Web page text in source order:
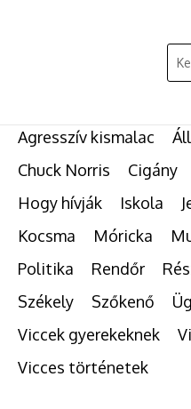
Agresszív kismalac
Chuck Norris
Cigány
Hogy hívják
Iskola
Kocsma
Móricka
Politika
Rendőr
Székely
Szőkenő
Viccek gyerekeknek
Vicces történetek